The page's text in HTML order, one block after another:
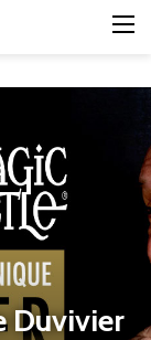
Duvivier